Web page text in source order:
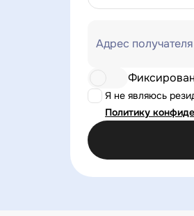
Адрес получателя
Я не являюсь
Политику